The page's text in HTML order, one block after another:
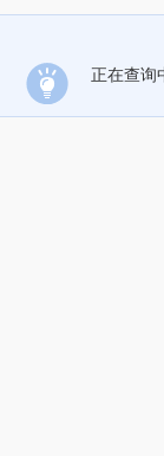
正在查询